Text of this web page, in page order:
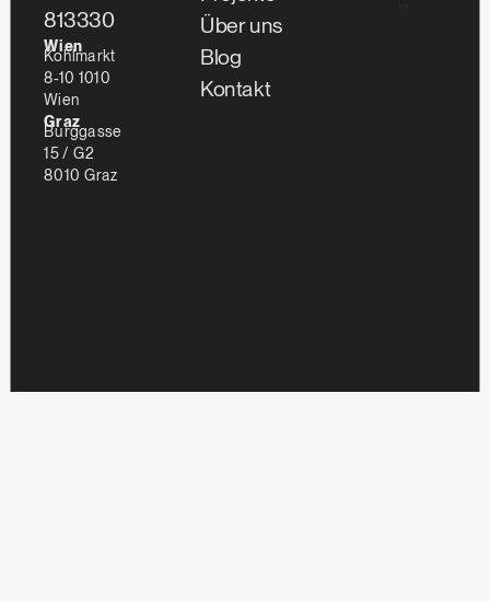
813330
Wien
Kohlmarkt
8-10 1010
Wien
Graz
Burggasse
15 / G2
8010 Graz
Über uns
Blog
Kontakt